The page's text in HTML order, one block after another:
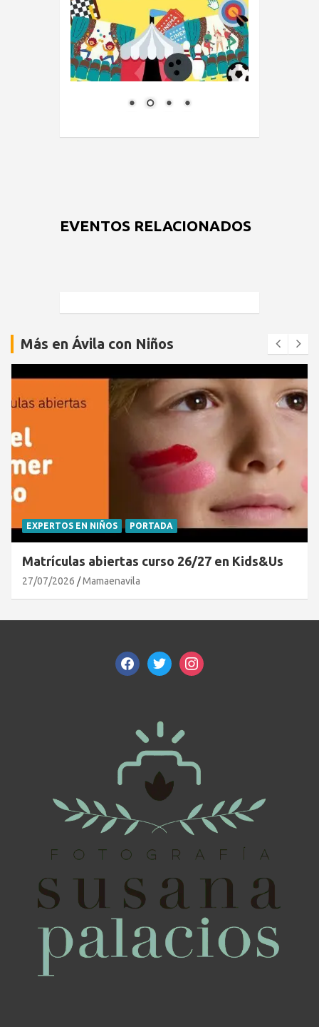
EVENTOS RELACIONADOS
Más en Ávila con Niños
EXPERTOS EN NIÑOS PORTADA
Matrículas abiertas curso 26/27 en Kids&Us
27/07/2026 Mamaenavila
facebooktwitterinstagram